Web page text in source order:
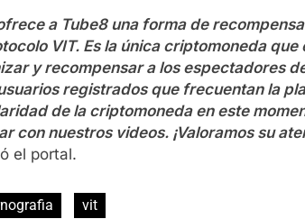
a Tube8 una forma de
VIT. Es la única criptomoneda que
y recompensar a los espectadores
registrados que frecuentan la
de la criptomoneda en este
con nuestros videos. ¡Valoramos su
el portal.
vit